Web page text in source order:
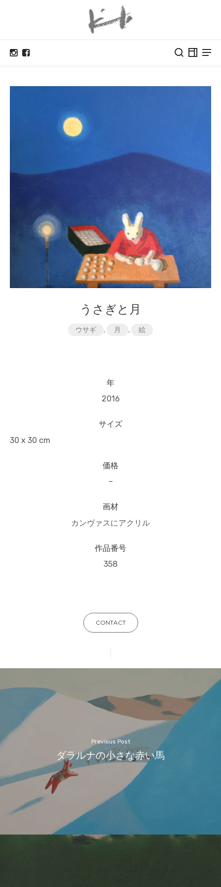
うさぎと月
ウサギ , 月 , 絵
年
2016
サイズ
30 x 30 cm
価格
–
画材
カンヴァスにアクリル
作品番号
358
CONTACT
Previous Post
ダラルナの小さな赤い馬